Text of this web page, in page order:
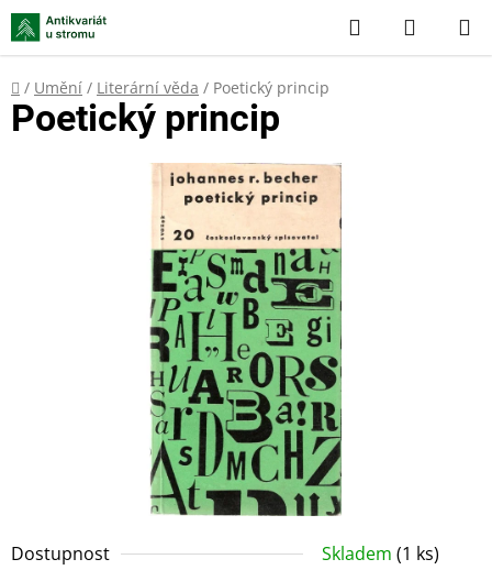
Přejít
na
obsah
Hledat
KOŠÍK
Domů
/ Umění / Literární věda / Poetický princip
Dostupnost Skladem (1 ks)
Poetický princip